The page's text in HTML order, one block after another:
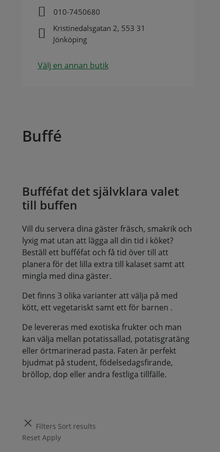
 010-7450680

Kristinedalsgatan 2, 553 31
Jönköping
Välj en annan butik
Buffé
Bufféfat det självklara valet
till buffen
Vill du servera dina gäster fräsch, smakrik och
lyxig mat utan att lägga all din tid i köket?
Beställ ett bufféfat och få tid över till att
planera för det lilla extra till kalaset samt att
mingla med dina gäster.
Det finns 3 olika varianter att välja på med
kött, ett vegetariskt samt ett för barnen .
De levereras med exotiska frukter och man
kan välja mellan potatissallad, potatisgratäng
eller örtmarinerad pasta. Faten är perfekt
bjudmat på student, födelsedagsfirande,
bröllop, dop eller andra festliga tillfälle.
Filters Sort results
Reset Apply